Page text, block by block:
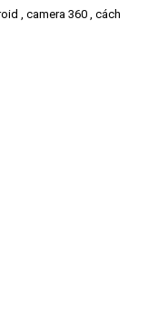
, camera 360 , cách